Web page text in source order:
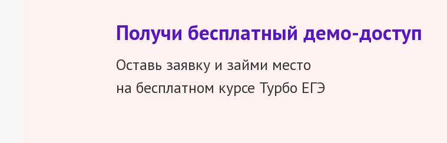
Получи бесплатный демо-доступ
Оставь заявку и займи место
на бесплатном курсе Турбо ЕГЭ